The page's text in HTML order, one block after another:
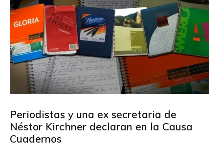
Periodistas y una ex secretaria de
Néstor Kirchner declaran en la Causa
Cuadernos